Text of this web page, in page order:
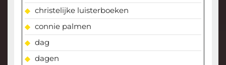
christelijke luisterboeken
connie palmen
dag
dagen